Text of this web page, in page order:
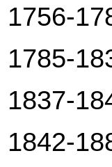
1756-
1785-
1837-
1842-